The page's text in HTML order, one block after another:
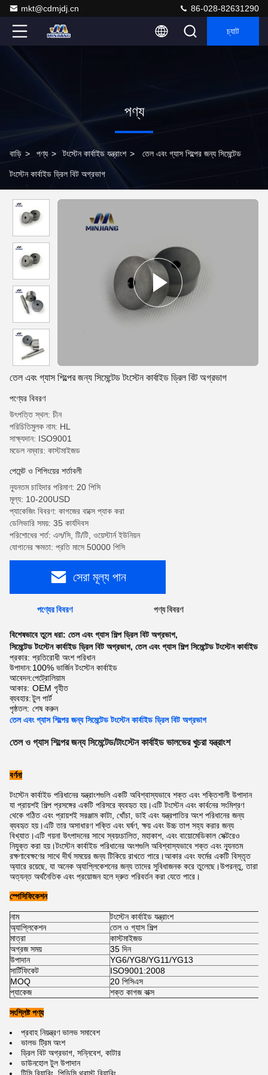
mkt@cdmjdj.cn 86-028-82631290
চ্যাট
পণ্য
বাড়ি > পণ্য > টংস্টেন কার্বাইড যন্ত্রাংশ > তেল এবং গ্যাস শিল্পের জন্য সিমেন্টেড
টংস্টেন কার্বাইড ড্রিল বিট অগ্রভাগ
তেল এবং গ্যাস শিল্পের জন্য সিমেন্টেড টংস্টেন কার্বাইড ড্রিল বিট অগ্রভাগ
পণ্যের বিবরণ
উৎপত্তি স্থল: চীন
পরিচিতিমুলক নাম: HL
সাক্ষ্যদান: ISO9001
মডেল নম্বার: কাস্টমাইজড
পেমেন্ট ও শিপিংয়ের শর্তাবলী
ন্যূনতম চাহিদার পরিমাণ: 20 পিসি
মূল্য: 10-200USD
প্যাকেজিং বিবরণ: কাগজের বাক্সে প্যাক করা
ডেলিভারি সময়: 35 কার্যদিবস
পরিশোধের শর্ত: এল/সি, টি/টি, ওয়েস্টার্ন ইউনিয়ন
যোগানের ক্ষমতা: প্রতি মাসে 50000 পিসি
সেরা মূল্য পান
পণ্যের বিবরণ পণ্য বিবরণ
বিশেষভাবে তুলে ধরা: তেল এবং গ্যাস শিল্প ড্রিল বিট অগ্রভাগ,
সিমেন্টেড টংস্টেন কার্বাইড ড্রিল বিট অগ্রভাগ, তেল এবং গ্যাস শিল্প সিমেন্টেড টংস্টেন কার্বাইড
প্রকার: প্রতিরোধী অংশ পরিধান
উপাদান:100% ভার্জিন টংস্টেন কার্বাইড
আবেদন:পেট্রোলিয়াম
আকার: OEM গৃহীত
ব্যবহার:টুল পার্ট
পৃষ্ঠতল: শেষ করুন
তেল এবং গ্যাস শিল্পের জন্য সিমেন্টেড টংস্টেন কার্বাইড ড্রিল বিট অগ্রভাগ
তেল ও গ্যাস শিল্পের জন্য সিমেন্টেড/টাংস্টেন কার্বাইড ভালভের খুচরা যন্ত্রাংশ
বর্ণনা
টংস্টেন কার্বাইড পরিধানের যন্ত্রাংশগুলি একটি অবিশ্বাস্যভাবে শক্ত এবং শক্তিশালী উপাদান
যা প্রায়শই শিল্প প্রসঙ্গের একটি পরিসরে ব্যবহৃত হয়।এটি টংস্টেন এবং কার্বনের সংমিশ্রণ
থেকে গঠিত এবং প্রায়শই সরঞ্জাম কাটা, খোঁচা, ডাই এবং যন্ত্রপাতির অংশ পরিধানের জন্য
ব্যবহৃত হয়।এটি তার অসাধারণ শক্তি এবং ঘর্ষণ, ক্ষয় এবং উচ্চ তাপ সহ্য করার জন্য
বিখ্যাত।এটি গয়না উৎপাদনের সাথে স্বয়ংচালিত, মহাকাশ, এবং বায়োমেডিকাল সেক্টরেও
নিযুক্ত করা হয়।টংস্টেন কার্বাইড পরিধানের অংশগুলি অবিশ্বাস্যভাবে শক্ত এবং ন্যূনতম
রক্ষণাবেক্ষণের সাথে দীর্ঘ সময়ের জন্য টিকিয়ে রাখতে পারে।আকার এবং ফর্মের একটি বিস্তৃত
অ্যারে রয়েছে, যা অনেক অ্যাপ্লিকেশনের জন্য তাদের সুবিধাজনক করে তুলেছে।উপরন্তু, তারা
অত্যন্ত অর্থনৈতিক এবং প্রয়োজন হলে দ্রুত পরিবর্তন করা যেতে পারে।
স্পেসিফিকেশন
নাম
টংস্টেন কার্বাইড যন্ত্রাংশ
অ্যাপ্লিকেশন
তেল ও গ্যাস শিল্প
মাত্রা
কাস্টমাইজড
অগ্রজ সময়
35 দিন
উপাদান
YG6/YG8/YG11/YG13
সার্টিফিকেট
ISO9001:2008
MOQ
20 পিসিএস
প্যাকেজ
শক্ত কাগজ বাক্স
সংশ্লিষ্ট পণ্য
প্রবাহ নিয়ন্ত্রণ ভালভ সমাবেশ
ভালভ ট্রিম অংশ
ড্রিল বিট অগ্রভাগ, সন্নিবেশ, কাটার
ডাউনহোল টুল উপাদান